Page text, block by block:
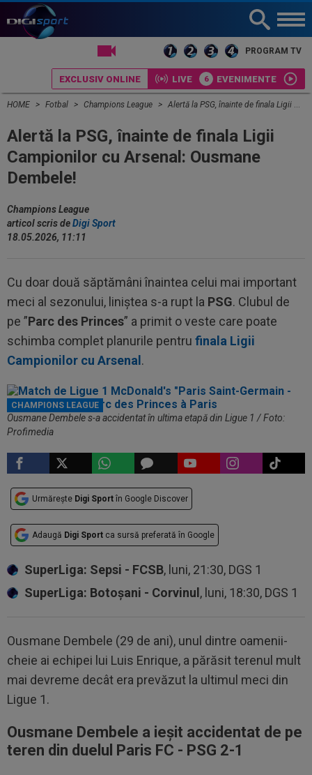
PROGRAM TV
EXCLUSIV ONLINE LIVE EVENIMENTE
HOME Fotbal Champions League Alertă la PSG, înainte de finala Ligii Campionilor cu Arsenal: Ousmane Dembele!
Alertă la PSG, înainte de finala Ligii
Campionilor cu Arsenal: Ousmane
Dembele!
Champions League
articol scris deDigi Sport
18.05.2026, 11:11
Cu doar două săptămâni înaintea celui mai important
meci al sezonului, liniștea s-a rupt la PSG. Clubul de
pe ”Parc des Princes” a primit o veste care poate
schimba complet planurile pentru finala Ligii
Campionilor cu Arsenal .
CHAMPIONS LEAGUE
Ousmane Dembele s-a accidentat în ultima etapă din Ligue 1 / Foto:
Profimedia
Urmărește Digi Sport în Google Discover
Adaugă Digi Sport ca sursă preferată în Google
SuperLiga: Sepsi - FCSB, luni, 21:30, DGS 1
SuperLiga: Botoșani - Corvinul , luni, 18:30, DGS 1
Ousmane Dembele (29 de ani), unul dintre oamenii-
cheie ai echipei lui Luis Enrique, a părăsit terenul mult
mai devreme decât era prevăzut la ultimul meci din
Ligue 1.
Ousmane Dembele a ieșit accidentat de pe
teren din duelul Paris FC - PSG 2-1